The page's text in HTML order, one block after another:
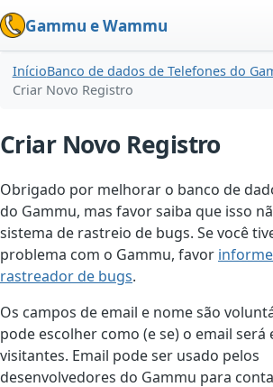
Gammu e Wammu
InícioBanco de dados de Telefones do
Criar Novo Registro
Criar Novo Registro
Obrigado por melhorar o banco de
do Gammu, mas favor saiba que isso
sistema de rastreio de bugs. Se você
problema com o Gammu, favor
rastreador de bugs.
Os campos de email e nome são
pode escolher como (e se) o email será
visitantes. Email pode ser usado pelos
desenvolvedores do Gammu para